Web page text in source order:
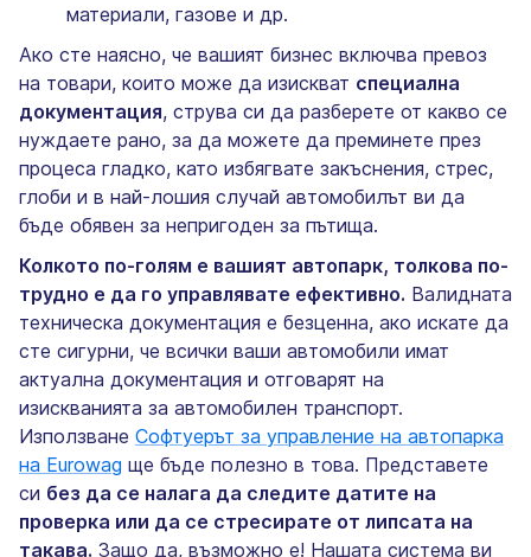
материали, газове и др.
Ако сте наясно, че вашият бизнес включва превоз
на товари, които може да изискват специална
документация, струва си да разберете от какво се
нуждаете рано, за да можете да преминете през
процеса гладко, като избягвате закъснения, стрес,
глоби и в най-лошия случай автомобилът ви да
бъде обявен за непригоден за пътища.
Колкото по-голям е вашият автопарк, толкова по-
трудно е да го управлявате ефективно. Валидната
техническа документация е безценна, ако искате да
сте сигурни, че всички ваши автомобили имат
актуална документация и отговарят на
изискванията за автомобилен транспорт.
Използване Софтуерът за управление на автопарка
на Eurowag ще бъде полезно в това. Представете
си без да се налага да следите датите на
проверка или да се стресирате от липсата на
такава. Защо да, възможно е! Нашата система ви